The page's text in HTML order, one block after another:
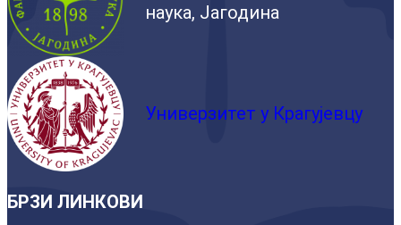
наука, Јагодина
Универзитет у Крагујевцу
БРЗИ ЛИНКОВИ